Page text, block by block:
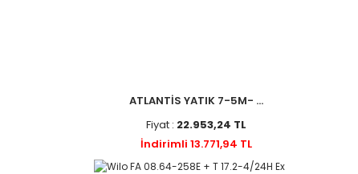
ATLANTİS YATIK 7-5M- ...
Fiyat : 22.953,24 TL
İndirimli 13.771,94 TL